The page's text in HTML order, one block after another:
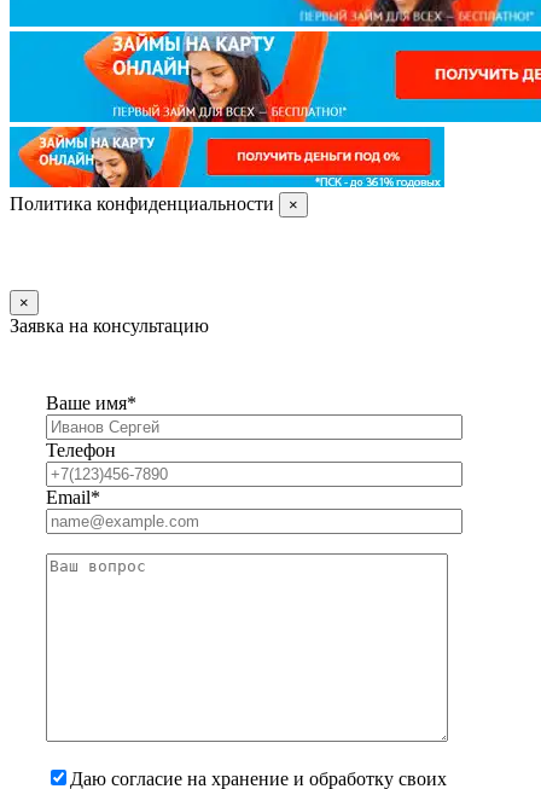
Политика конфиденциальности ×
×
Заявка на консультацию
Ваше имя*
Телефон
Email*
Даю согласие на хранение и обработку своих